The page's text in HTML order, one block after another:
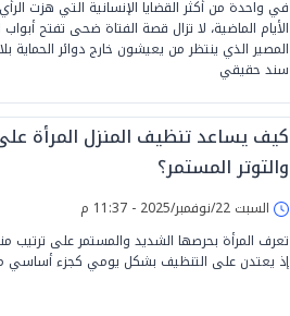
في واحدة من أكثر القضايا الإنسانية التي هزت
الأيام الماضية، لا تزال قصة الفتاة ضحى تفتح أبواب
المصير الذي ينتظر من يعيشون خارج دوائر الحماية
سند حقيقي
كيف يساعد تنظيف المنزل المرأة
والتوتر المستمر؟
السبت 22/نوفمبر/2025 - 11:37 م
تعرف المرأة بحرصها الشديد والمستمر على ترتيب
إذ يعتدن على التنظيف بشكل يومي كجزء أساسي